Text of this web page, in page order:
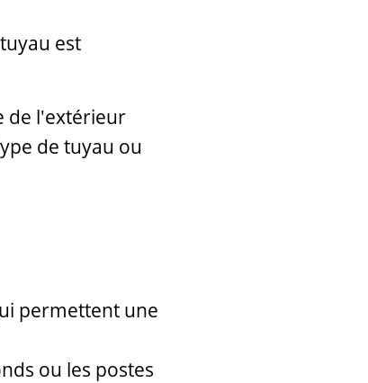
est
de l'extérieur
de tuyau ou
permettent une
ou les postes